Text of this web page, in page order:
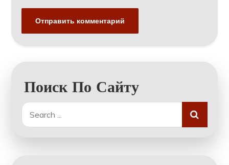
Поиск По Сайту
Search
for: